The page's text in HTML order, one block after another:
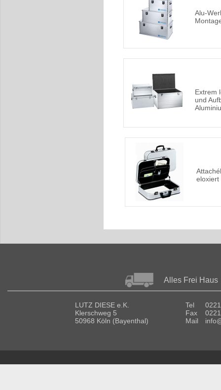
Alu-
Extrem
und
eloxiert
Alles Frei Haus
LUTZ DIESE e.K.
Klerschweg 5
50968 Köln (Bayenthal)
Tel
Fax
Mail